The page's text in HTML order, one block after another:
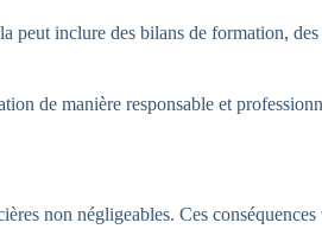
peut inclure des bilans de formation,
de manière responsable et
non négligeables. Ces